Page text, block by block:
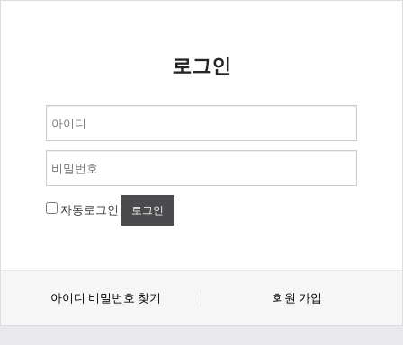
로그인
자동로그인
아이디 비밀번호 찾기 회원 가입